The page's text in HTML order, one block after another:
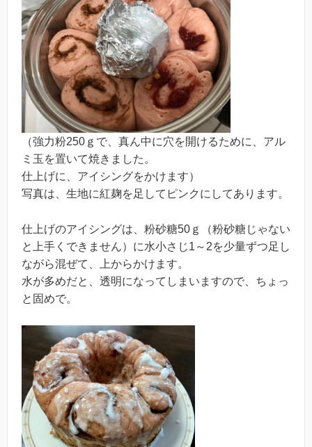
（強力粉250ｇで、真ん中に穴を開けるために、アル
ミ玉を置いて焼きました。
仕上げに、アイシングをかけます）
写真は、生地に紅麹を足してピンクにしてあります。
仕上げのアイシングは、粉砂糖50ｇ（粉砂糖じゃない
と上手くできません）に水小さじ1～2を少量ずつ足し
ながら混ぜて、上からかけます。
水が多めだと、透明になってしまいますので、ちょっ
と固めで。